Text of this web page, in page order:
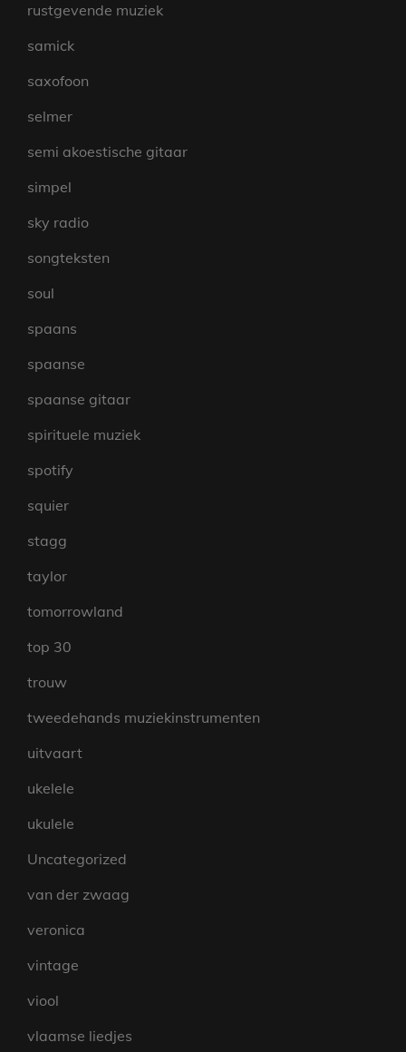
rustgevende muziek
samick
saxofoon
selmer
semi akoestische gitaar
simpel
sky radio
songteksten
soul
spaans
spaanse
spaanse gitaar
spirituele muziek
spotify
squier
stagg
taylor
tomorrowland
top 30
trouw
tweedehands muziekinstrumenten
uitvaart
ukelele
ukulele
Uncategorized
van der zwaag
veronica
vintage
viool
vlaamse liedjes